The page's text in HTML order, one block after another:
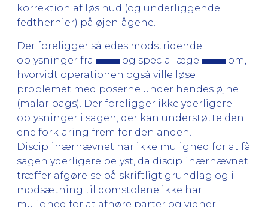
korrektion af løs hud (og underliggende
fedthernier) på øjenlågene.
Der foreligger således modstridende
oplysninger fra
og speciallæge
om,
hvorvidt operationen også ville løse
problemet med poserne un­der hendes øjne
(malar bags). Der foreligger ikke yderligere
oplysninger i sagen, der kan understøtte den
ene forklaring frem for den anden.
Disciplinærnævnet har ikke mulighed for at få
sagen yderligere belyst, da disciplinærnævnet
træffer afgørelse på skriftligt grundlag og i
modsætning til domstolene ikke har
mulighed for at afhøre parter og vidner i